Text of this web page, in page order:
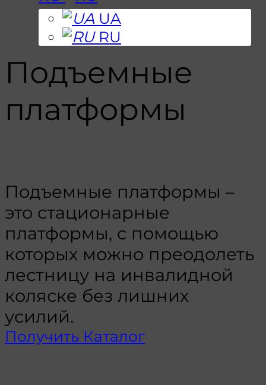
UA
RU
Подъемные
платформы
Подъемные платформы –
это стационарные
платформы, с помощью
которых можно преодолеть
лестницу на инвалидной
коляске без лишних
усилий.
Получить Каталог